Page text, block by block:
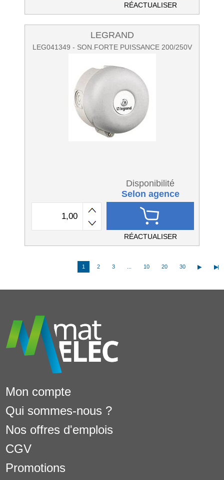
RÉACTUALISER
LEGRAND
LEG041349 - SON.FORTE PUISSANCE 200/250V
Disponibilité
Selon agence
RÉACTUALISER
1 2 3 10 20 30
Mon compte
Qui sommes-nous ?
Nos offres d'emplois
CGV
Promotions